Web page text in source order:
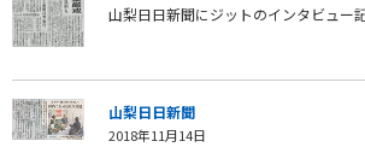
山梨日日新聞にジットのインタビュー
山梨日日新聞
2018年11月14日